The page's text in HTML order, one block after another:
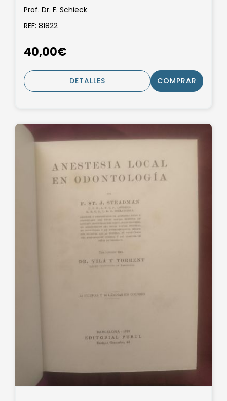
Prof. Dr. F. Schieck
REF: 81822
40,00€
DETALLES COMPRAR